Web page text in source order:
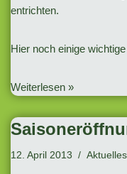
entrichten.
Hier noch einige
Weiterlesen »
12. April 2013 Aktuelles